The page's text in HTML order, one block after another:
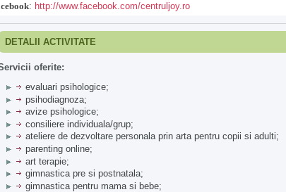
: http://www.facebook.com/centruljoy.ro
DETALII ACTIVITATE
oferite:
evaluari psihologice;
psihodiagnoza;
avize psihologice;
consiliere individuala/grup;
ateliere de dezvoltare personala prin arta pentru copii si adulti;
parenting online;
art terapie;
gimnastica pre si postnatala;
gimnastica pentru mama si bebe;